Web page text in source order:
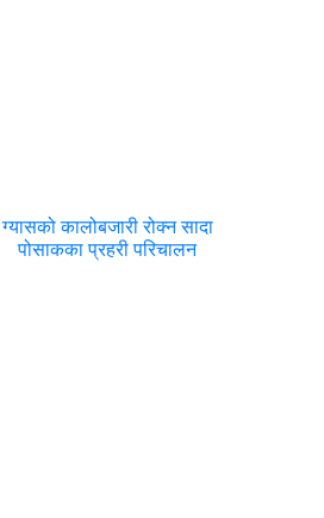
ग्यासको कालोबजारी रोक्न सादा
पोसाकका प्रहरी परिचालन